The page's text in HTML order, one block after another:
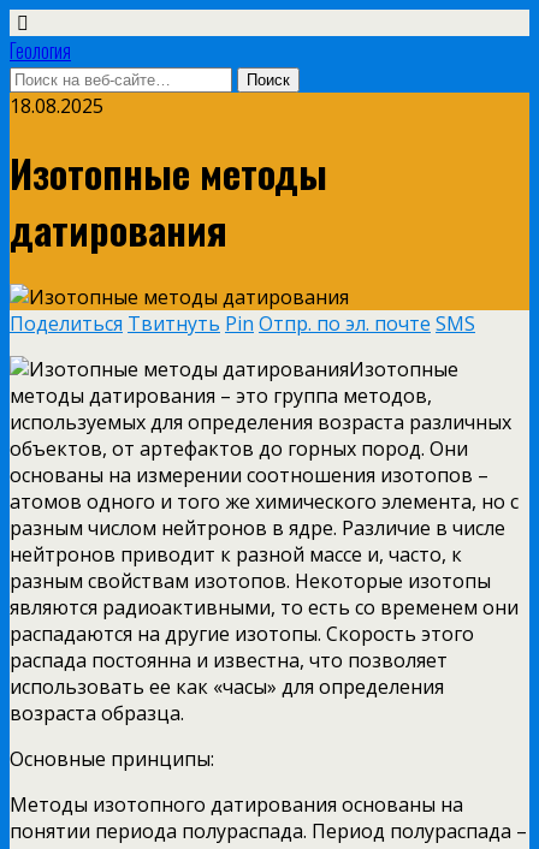
Геология
18.08.2025
Изотопные методы
датирования
Поделиться Твитнуть Pin Отпр. по эл. почте SMS
Изотопные
методы датирования – это группа методов,
используемых для определения возраста различных
объектов, от артефактов до горных пород. Они
основаны на измерении соотношения изотопов –
атомов одного и того же химического элемента, но с
разным числом нейтронов в ядре. Различие в числе
нейтронов приводит к разной массе и, часто, к
разным свойствам изотопов. Некоторые изотопы
являются радиоактивными, то есть со временем они
распадаются на другие изотопы. Скорость этого
распада постоянна и известна, что позволяет
использовать ее как «часы» для определения
возраста образца.
Основные принципы:
Методы изотопного датирования основаны на
понятии периода полураспада. Период полураспада –